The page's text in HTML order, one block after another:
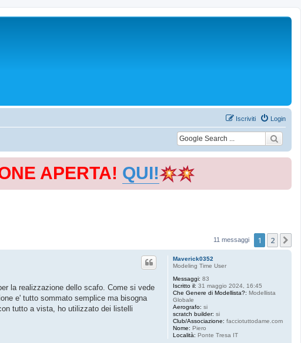
Login
Iscriviti
APERTA! QUI!
11 messaggi 1 2
Maverick0352
Modeling Time User
Messaggi: 83
Iscritto il: 31 maggio 2024, 16:45
Che Genere di Modellista?: Modellista
Globale
Aerografo: si
scratch builder: si
Club/Associazione: facciotuttodame.com
Nome: Piero
Località: Ponte Tresa IT
la realizzazione dello scafo. Come si vede
e' tutto sommato semplice ma bisogna
tutto a vista, ho utilizzato dei listelli